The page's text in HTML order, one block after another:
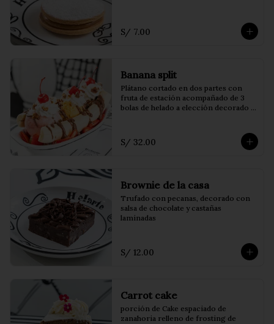
S/ 7.00
Banana split
Plátano cortado en dos partes con
fruta de estación acompañado de 3
bolas de helado a elección decorado
S/ 32.00
Brownie de la casa
Trufado con pecanas, decorado con
salsa de chocolate y castañas
laminadas
S/ 12.00
Carrot cake
porción de Cake espaciado de
zanahoria relleno de frosting de